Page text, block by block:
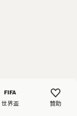
世界盃 贊助